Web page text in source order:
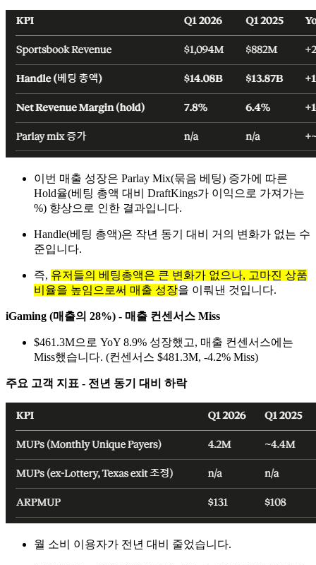
이번 매출 성장은 Parlay Mix(묶음 베팅) 증가에 따른
Hold율(베팅 총액 대비 DraftKings가 이익으로 가져가는
%) 향상으로 인한 결과입니다.
Handle(베팅 총액)은 작년 동기 대비 거의 변화가 없는 수
준입니다.
즉, 유저들의 베팅총액은 큰 변화가 없으나, 고마진 상품
비율을 높임으로써 매출 성장을 이뤄낸 것입니다.
iGaming (매출의 28%) - 매출 컨센서스 Miss
$461.3M으로 YoY 8.9% 성장했고, 매출 컨센서스에는
Miss했습니다. (컨센서스 $481.3M, -4.2% Miss)
주요 고객 지표 - 전년 동기 대비 하락
월 소비 이용자가 전년 대비 줄었습니다.